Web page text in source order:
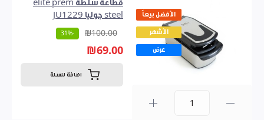
الأفضل بيعاً
الأشهر
عرض
قطاعة سلطة elite prem
steel جوليا JU1229
₪100.00
-31%
₪69.00
اضافة للسلة